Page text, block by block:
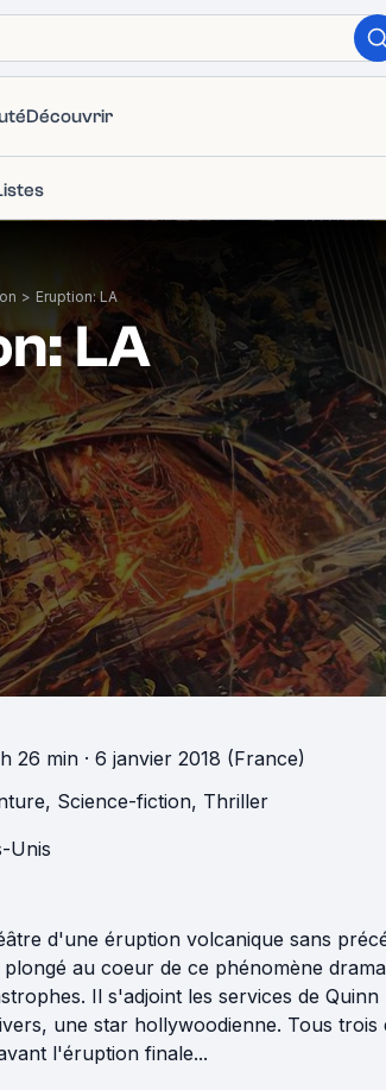
Découvrir
> Eruption: LA
LA
h 26 min · 6 janvier 2018 (France)
, Science-fiction, Thriller
Unis
d'une éruption volcanique sans
au coeur de ce phénomène
Il s'adjoint les services de
une star hollywoodienne. Tous
l'éruption finale...